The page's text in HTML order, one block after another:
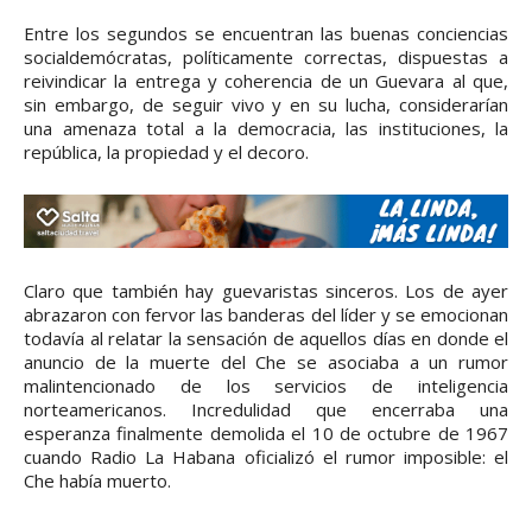
Entre los segundos se encuentran las buenas conciencias
socialdemócratas, políticamente correctas, dispuestas a
reivindicar la entrega y coherencia de un Guevara al que,
sin embargo, de seguir vivo y en su lucha, considerarían
una amenaza total a la democracia, las instituciones, la
república, la propiedad y el decoro.
Claro que también hay guevaristas sinceros. Los de ayer
abrazaron con fervor las banderas del líder y se emocionan
todavía al relatar la sensación de aquellos días en donde el
anuncio de la muerte del Che se asociaba a un rumor
malintencionado de los servicios de inteligencia
norteamericanos. Incredulidad que encerraba una
esperanza finalmente demolida el 10 de octubre de 1967
cuando Radio La Habana oficializó el rumor imposible: el
Che había muerto.